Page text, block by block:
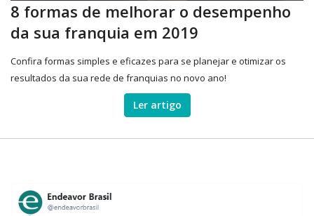
8 formas de melhorar o desempenho
da sua franquia em 2019
Confira formas simples e eficazes para se planejar e otimizar os
resultados da sua rede de franquias no novo ano!
Ler artigo